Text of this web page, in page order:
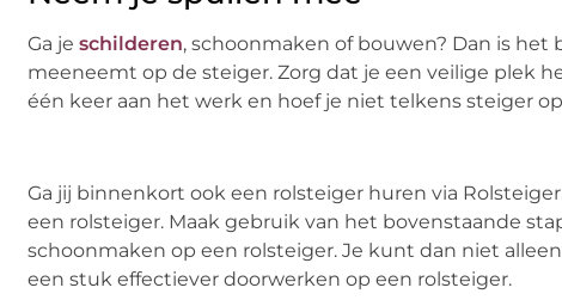
Ga je schilderen, schoonmaken of bouwen? Dan is
meeneemt op de steiger. Zorg dat je een veilige plek
één keer aan het werk en hoef je niet telkens steiger
Ga jij binnenkort ook een rolsteiger huren via
een rolsteiger. Maak gebruik van het bovenstaande
schoonmaken op een rolsteiger. Je kunt dan niet
een stuk effectiever doorwerken op een rolsteiger.